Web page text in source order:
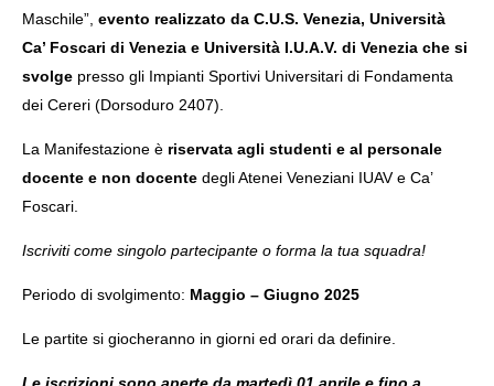
Maschile”, evento realizzato da C.U.S. Venezia, Università
Ca’ Foscari di Venezia e Università I.U.A.V. di Venezia che si
svolge presso gli Impianti Sportivi Universitari di Fondamenta
dei Cereri (Dorsoduro 2407).
La Manifestazione è riservata agli studenti e al personale
docente e non docente degli Atenei Veneziani IUAV e Ca’
Foscari.
Iscriviti come singolo partecipante o forma la tua squadra!
Periodo di svolgimento: Maggio – Giugno 2025
Le partite si giocheranno in giorni ed orari da definire.